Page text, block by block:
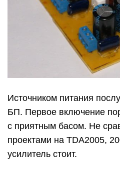
Источником питания
БП. Первое включение
с приятным басом. Не
проектами на TDA2005,
усилитель стоит.